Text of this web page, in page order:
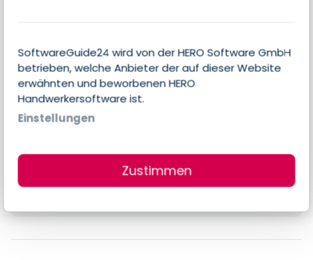
SoftwareGuide24 wird von der HERO Software GmbH
betrieben, welche Anbieter der auf dieser Website
erwähnten und beworbenen HERO
Handwerkersoftware ist.
Einstellungen
Zustimmen
Preise
39,90 €
Preis-Angaben des Anbieters